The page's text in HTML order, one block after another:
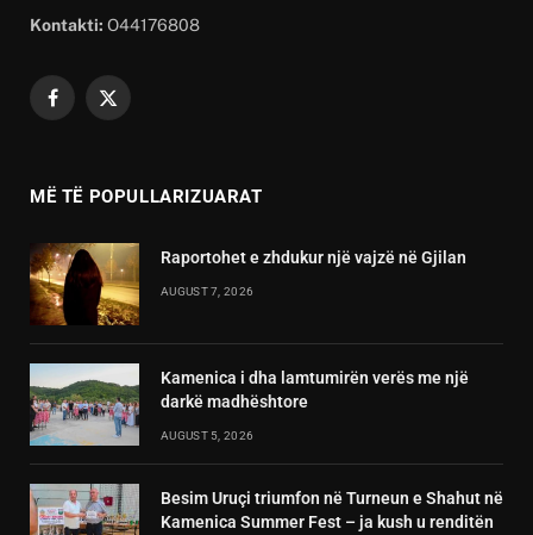
Kontakti: O44176808
Facebook
X
MË TË POPULLARIZUARAT
Raportohet e zhdukur një vajzë në Gjilan
AUGUST 7, 2026
Kamenica i dha lamtumirën verës me një
darkë madhështore
AUGUST 5, 2026
Besim Uruçi triumfon në Turneun e Shahut në
Kamenica Summer Fest – ja kush u renditën